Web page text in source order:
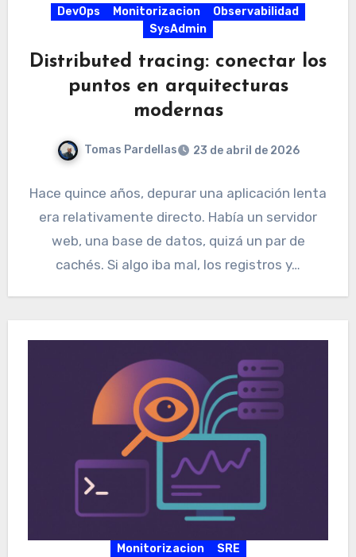
DevOps Monitorizacion
Observabilidad
SysAdmin
Distributed tracing: conectar los
puntos en arquitecturas
modernas
Tomas Pardellas 23 de abril de 2026
Hace quince años, depurar una aplicación lenta
era relativamente directo. Había un servidor
web, una base de datos, quizá un par de
cachés. Si algo iba mal, los registros y…
Monitorizacion SRE